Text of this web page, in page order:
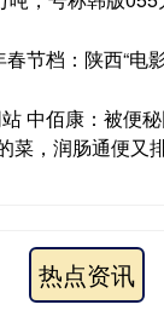
节档：陕西“电
中佰康：被便
菜，润肠通便又
热点资讯